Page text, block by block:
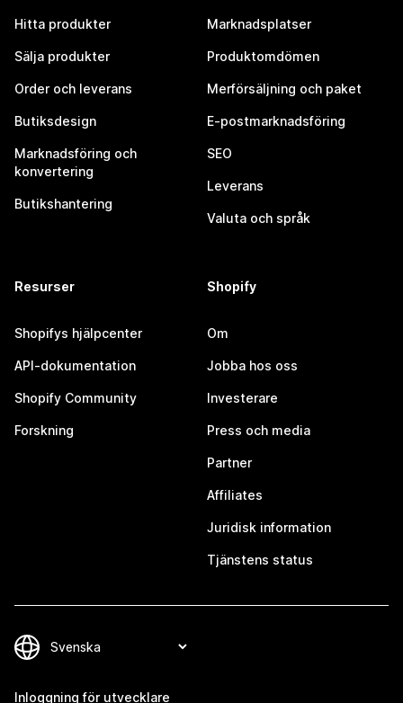
Hitta produkter
Sälja produkter
Order och leverans
Butiksdesign
Marknadsföring och
konvertering
Butikshantering
Marknadsplatser
Produktomdömen
Merförsäljning och paket
E-postmarknadsföring
SEO
Leverans
Valuta och språk
Resurser
Shopifys hjälpcenter
API-dokumentation
Shopify Community
Forskning
Shopify
Om
Jobba hos oss
Investerare
Press och media
Partner
Affiliates
Juridisk information
Tjänstens status
Inloggning för utvecklare